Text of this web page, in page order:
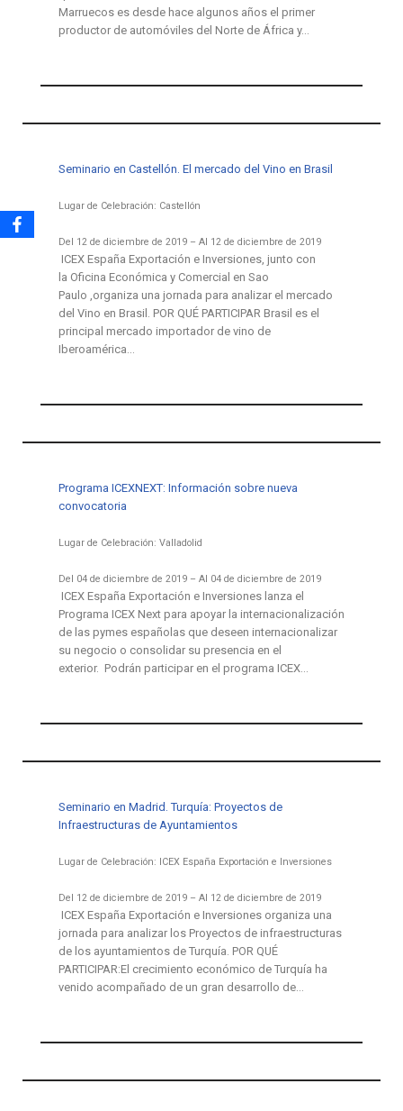
Marruecos es desde hace algunos años el primer
productor de automóviles del Norte de África y…
Seminario en Castellón. El mercado del Vino en Brasil
Lugar de Celebración: Castellón
Del 12 de diciembre de 2019 – Al 12 de diciembre de 2019
ICEX España Exportación e Inversiones, junto con
la Oficina Económica y Comercial en Sao
Paulo ,organiza una jornada para analizar el mercado
del Vino en Brasil. POR QUÉ PARTICIPAR Brasil es el
principal mercado importador de vino de
Iberoamérica…
Programa ICEXNEXT: Información sobre nueva
convocatoria
Lugar de Celebración: Valladolid
Del 04 de diciembre de 2019 – Al 04 de diciembre de 2019
ICEX España Exportación e Inversiones lanza el
Programa ICEX Next para apoyar la internacionalización
de las pymes españolas que deseen internacionalizar
su negocio o consolidar su presencia en el
exterior. Podrán participar en el programa ICEX…
Seminario en Madrid. Turquía: Proyectos de
Infraestructuras de Ayuntamientos
Lugar de Celebración: ICEX España Exportación e Inversiones
Del 12 de diciembre de 2019 – Al 12 de diciembre de 2019
ICEX España Exportación e Inversiones organiza una
jornada para analizar los Proyectos de infraestructuras
de los ayuntamientos de Turquía. POR QUÉ
PARTICIPAR:El crecimiento económico de Turquía ha
venido acompañado de un gran desarrollo de…